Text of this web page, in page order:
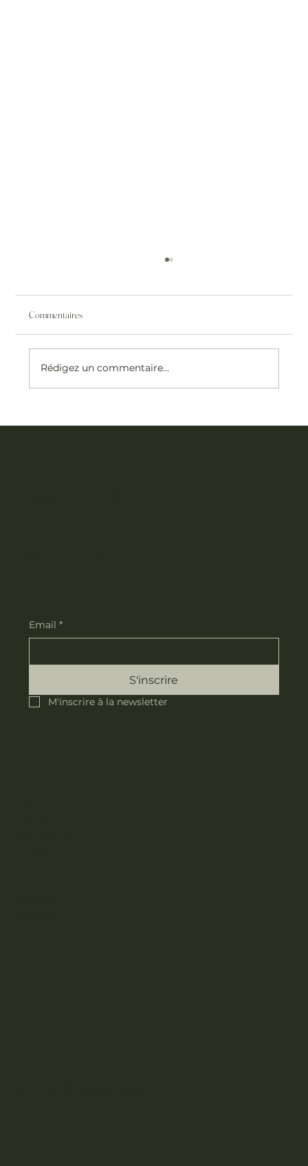
Commentaires
Rédigez un commentaire...
Email *
S'inscrire
M'inscrire à la newsletter